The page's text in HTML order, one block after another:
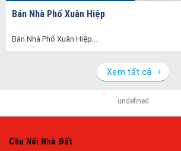
Bán Nhà Phố Xuân Hiệp
Bán Nhà Phố Xuân Hiệp...
Xem tất cả
undefined
Cầu Nối Nhà Đất